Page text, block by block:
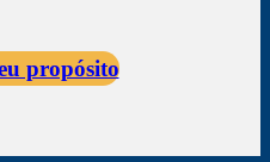
propósito